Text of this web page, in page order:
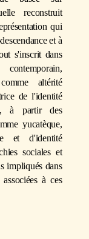
reconstruit
qui
et à
s'inscrit dans
altérité
de l'identité
à partir des
yucatèque,
et d'identité
sociales et
impliqués dans
à ces